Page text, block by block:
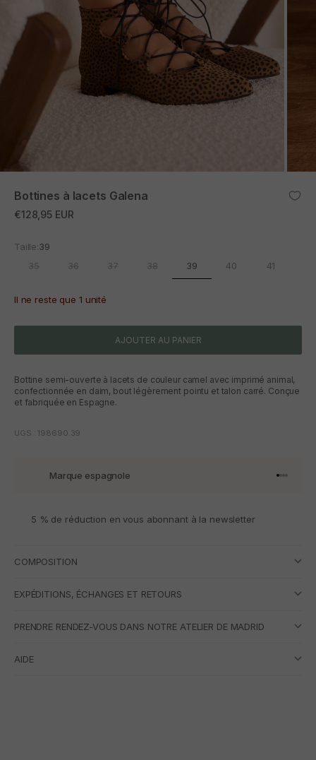
Bottines à lacets Galena
Prix promotionnel
€128,95 EUR
Taille:39
35
36 37 38 39 40 41
Il ne reste que 1 unité
AJOUTER AU PANIER
Bottine semi-ouverte à lacets de couleur camel avec imprimé animal,
confectionnée en daim, bout légèrement pointu et talon carré. Conçue
et fabriquée en Espagne.
UGS : 198690.39
Marque espagnole Aller à
Aller à
Aller à
Aller
5 % de réduction en vous abonnant à la newsletter
COMPOSITION
EXPÉDITIONS, ÉCHANGES ET RETOURS
PRENDRE RENDEZ-VOUS DANS NOTRE ATELIER DE MADRID
AIDE